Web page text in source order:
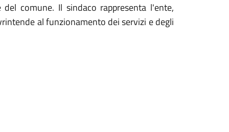
comune. Il sindaco rappresenta l'ente,
al funzionamento dei servizi e degli